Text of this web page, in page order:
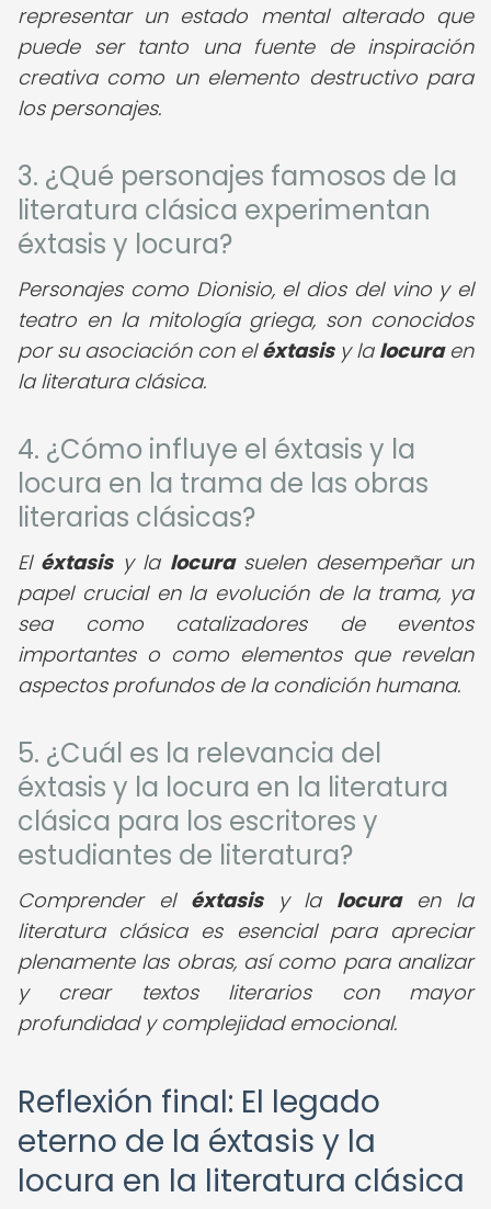
representar un estado mental alterado que
puede ser tanto una fuente de inspiración
creativa como un elemento destructivo para
los personajes.
3. ¿Qué personajes famosos de la
literatura clásica experimentan
éxtasis y locura?
Personajes como Dionisio, el dios del vino y el
teatro en la mitología griega, son conocidos
por su asociación con eléxtasisy la locuraen
la literatura clásica.
4. ¿Cómo influye el éxtasis y la
locura en la trama de las obras
literarias clásicas?
El éxtasisy la locurasuelen desempeñar un
papel crucial en la evolución de la trama, ya
sea como catalizadores de eventos
importantes o como elementos que revelan
aspectos profundos de la condición humana.
5. ¿Cuál es la relevancia del
éxtasis y la locura en la literatura
clásica para los escritores y
estudiantes de literatura?
Comprender el éxtasisy la locuraen la
literatura clásica es esencial para apreciar
plenamente las obras, así como para analizar
y crear textos literarios con mayor
profundidad y complejidad emocional.
Reflexión final: El legado
eterno de la éxtasis y la
locura en la literatura clásica